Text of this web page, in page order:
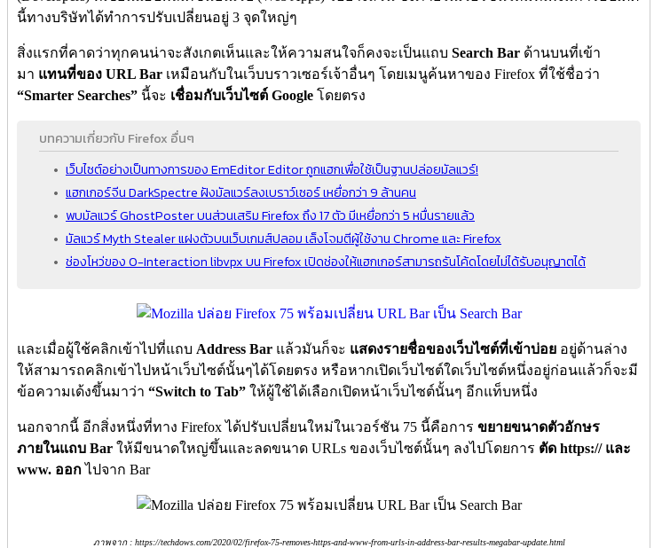
นี้ทางบริษัทได้ทำการปรับเปลี่ยนอยู่ 3 จุดใหญ่ๆ
สิ่งแรกที่คาดว่าทุกคนน่าจะสังเกตเห็นและให้ความสนใจก็คงจะเป็นแถบ Search Bar ด้านบนที่เข้า
มา แทนที่ของ URL Bar เหมือนกับในเว็บบราวเซอร์เจ้าอื่นๆ โดยเมนูค้นหาของ Firefox ที่ใช้ชื่อว่า
“Smarter Searches” นี้จะ เชื่อมกับเว็บไซต์ Google โดยตรง
บทความเกี่ยวกับ Firefox อื่นๆ
เว็บไซต์อย่างเป็นทางการของ EmEditor Editor ถูกแฮกเพื่อใช้เป็นฐานปล่อยมัลแวร์!
แฮกเกอร์จีน DarkSpectre ฝังมัลแวร์ลงเบราว์เซอร์ เหยื่อกว่า 9 ล้านคน
พบมัลแวร์ GhostPoster บนส่วนเสริม Firefox ถึง 17 ตัว มีเหยื่อกว่า 5 หมื่นรายแล้ว
มัลแวร์ Myth Stealer แฝงตัวบนเว็บเกมส์ปลอม เล็งโจมตีผู้ใช้งาน Chrome และ Firefox
ช่องโหว่ของ 0-Interaction libvpx บน Firefox เปิดช่องให้แฮกเกอร์สามารถรันโค้ดโดยไม่ได้รับอนุญาตได้
และเมื่อผู้ใช้คลิกเข้าไปที่แถบ Address Bar แล้วมันก็จะ แสดงรายชื่อของเว็บไซต์ที่เข้าบ่อย อยู่ด้านล่าง
ให้สามารถคลิกเข้าไปหน้าเว็บไซต์นั้นๆได้โดยตรง หรือหากเปิดเว็บไซต์ใดเว็บไซต์หนึ่งอยู่ก่อนแล้วก็จะมี
ข้อความเด้งขึ้นมาว่า “Switch to Tab” ให้ผู้ใช้ได้เลือกเปิดหน้าเว็บไซต์นั้นๆ อีกแท็บหนึ่ง
นอกจากนี้ อีกสิ่งหนึ่งที่ทาง Firefox ได้ปรับเปลี่ยนใหม่ในเวอร์ชัน 75 นี้คือการ ขยายขนาดตัวอักษร
ภายในแถบ Bar ให้มีขนาดใหญ่ขึ้นและลดขนาด URLs ของเว็บไซต์นั้นๆ ลงไปโดยการ ตัด https:// และ
www. ออกไปจาก Bar
ภาพจาก : https://techdows.com/2020/02/firefox-75-removes-https-and-www-from-urls-in-address-bar-results-megabar-update.html